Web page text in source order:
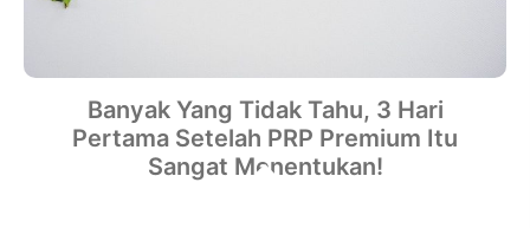
Banyak Yang Tidak Tahu, 3 Hari
Pertama Setelah PRP Premium Itu
Sangat Menentukan!